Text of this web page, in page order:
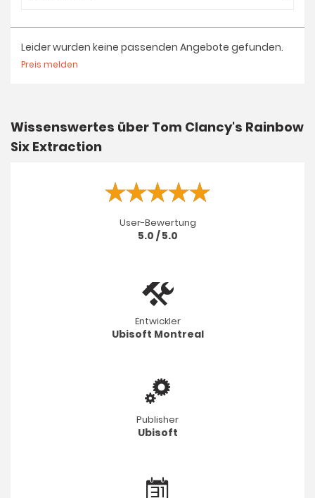
Leider wurden keine passenden Angebote gefunden.
Preis melden
Wissenswertes über Tom Clancy's Rainbow
Six Extraction
User-Bewertung
5.0 / 5.0
Entwickler
Ubisoft Montreal
Publisher
Ubisoft